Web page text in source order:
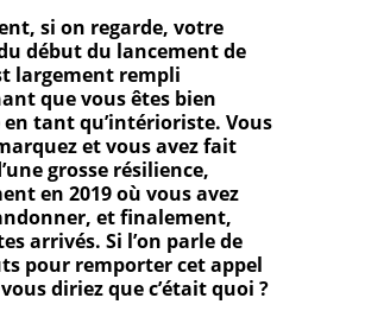
si on regarde, votre
début du lancement de
largement rempli
que vous êtes bien
tant qu’intérioriste. Vous
et vous avez fait
grosse résilience,
en 2019 où vous avez
et finalement,
arrivés. Si l’on parle de
pour remporter cet appel
diriez que c’était quoi ?